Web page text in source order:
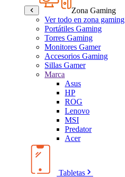
Zona Gaming
Ver todo en zona gaming
Portátiles Gaming
Torres Gaming
Monitores Gamer
Accesorios Gaming
Sillas Gamer
Marca
Asus
HP
ROG
Lenovo
MSI
Predator
Acer
Tabletas